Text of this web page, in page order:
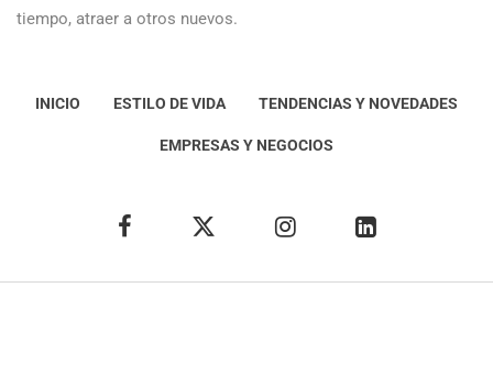
tiempo, atraer a otros nuevos.
INICIO ESTILO DE VIDA TENDENCIAS Y NOVEDADES
EMPRESAS Y NEGOCIOS